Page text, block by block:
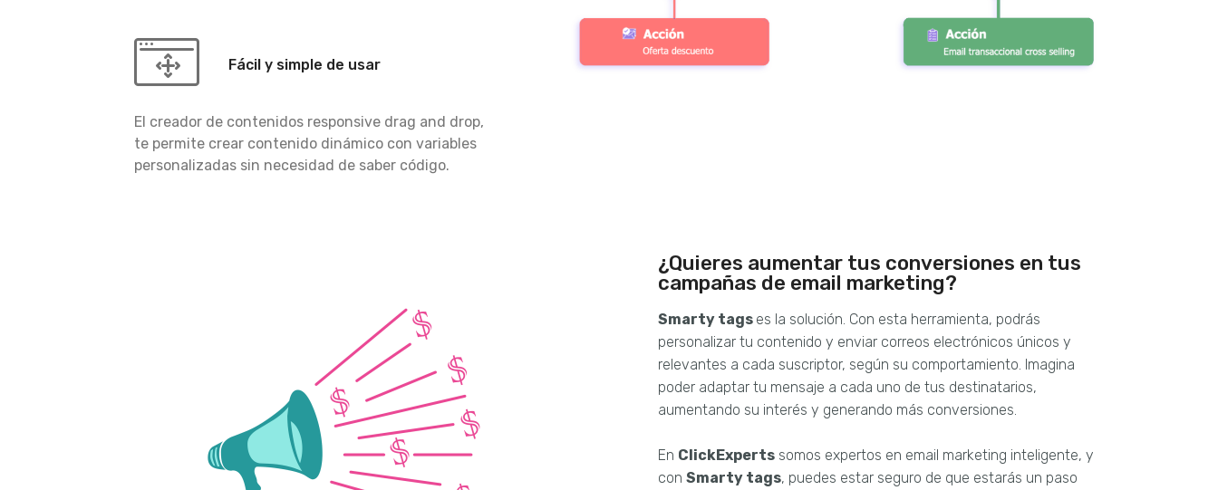
Fácil y simple de usar
El creador de contenidos responsive drag and drop,
te permite crear contenido dinámico con variables
personalizadas sin necesidad de saber código.
¿Quieres aumentar tus conversiones en tus
campañas de email marketing?
Smarty tags es la solución. Con esta herramienta, podrás
personalizar tu contenido y enviar correos electrónicos únicos y
relevantes a cada suscriptor, según su comportamiento. Imagina
poder adaptar tu mensaje a cada uno de tus destinatarios,
aumentando su interés y generando más conversiones.
En ClickExperts somos expertos en email marketing inteligente, y
con Smarty tags, puedes estar seguro de que estarás un paso